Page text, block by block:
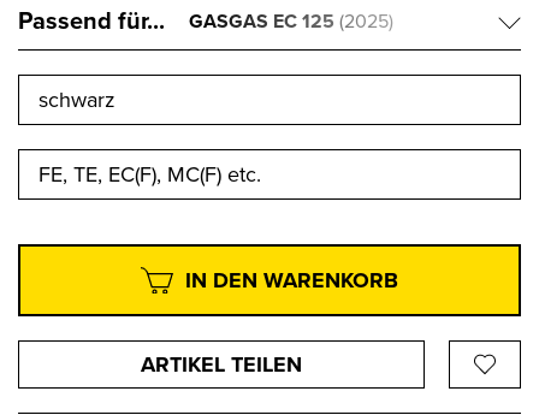
Passend für... GASGAS EC 125 (2025)
schwarz
FE, TE, EC(F), MC(F) etc.
IN DEN WARENKORB
ARTIKEL TEILEN